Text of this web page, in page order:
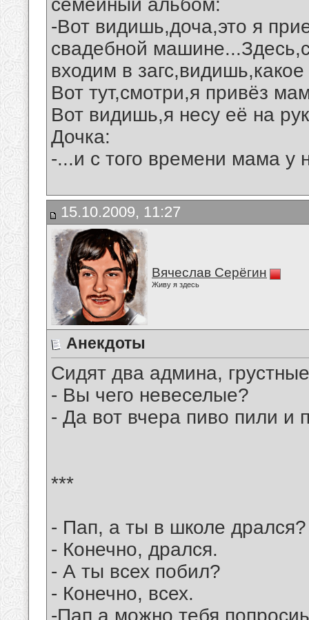
семейный альбом:
-Вот видишь,доча,это я
свадебной
входим в
Вот тут,смотри,я привёз
Вот видишь,я несу её на
Дочка:
-...и с того времени мама у
15.10.2009, 11:27
Вячеслав Серёгин
Живу я здесь
Анекдоты
Сидят два админа,
- Вы чего невеселые?
- Да вот вчера пиво пили и
***
- Пап, а ты в школе дрался?
- Конечно, дрался.
- А ты всех побил?
- Конечно, всех.